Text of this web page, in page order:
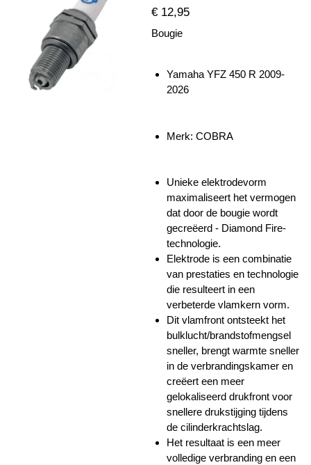
€ 12,95
Bougie
Yamaha YFZ 450 R 2009-
2026
Merk: COBRA
Unieke elektrodevorm
maximaliseert het vermogen
dat door de bougie wordt
gecreëerd - Diamond Fire-
technologie.
Elektrode is een combinatie
van prestaties en technologie
die resulteert in een
verbeterde vlamkern vorm.
Dit vlamfront ontsteekt het
bulklucht/brandstofmengsel
sneller, brengt warmte sneller
in de verbrandingskamer en
creëert een meer
gelokaliseerd drukfront voor
snellere drukstijging tijdens
de cilinderkrachtslag.
Het resultaat is een meer
volledige verbranding en een